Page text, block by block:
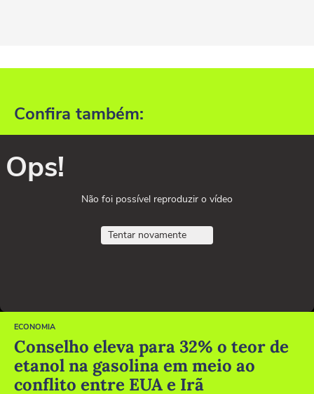
Confira também:
Ops!
Não foi possível reproduzir o vídeo
Tentar novamente
ECONOMIA
Conselho eleva para 32% o teor de
etanol na gasolina em meio ao
conflito entre EUA e Irã